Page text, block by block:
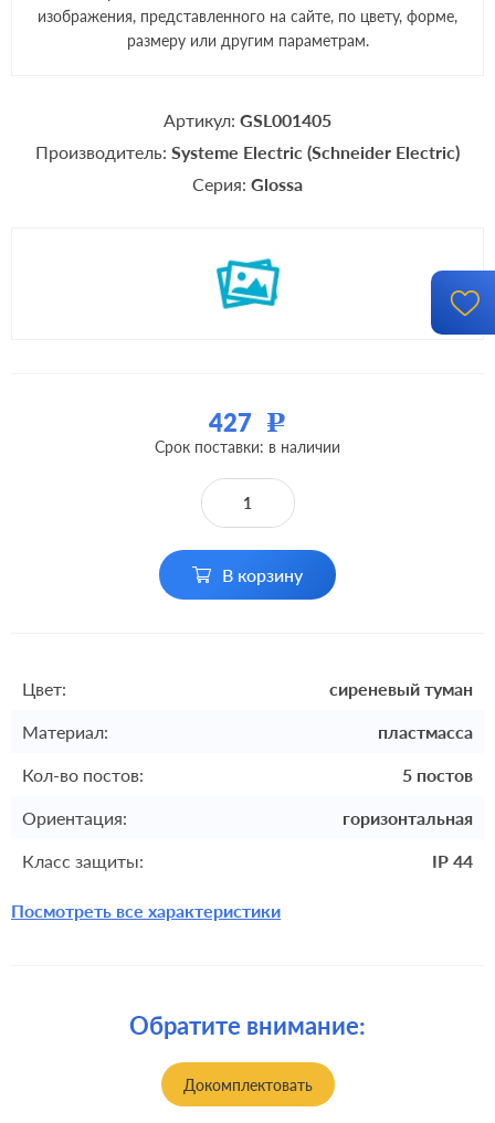
изображения, представленного на сайте, по цвету, форме,
размеру или другим параметрам.
Артикул: GSL001405
Производитель: Systeme Electric (Schneider Electric)
Серия: Glossa
427 Р
Срок поставки: в наличии
В корзину
Посмотреть все характеристики
Цвет: сиреневый туман
Материал: пластмасса
Кол-во постов: 5 постов
Ориентация: горизонтальная
Класс защиты: IP 44
Обратите внимание:
Докомплектовать